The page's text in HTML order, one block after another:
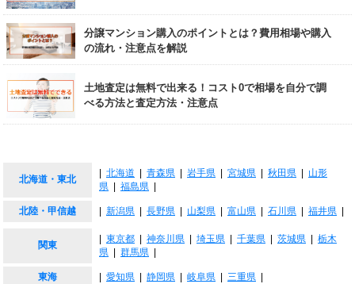
分譲マンション購入のポイントとは？費用相場や購入
の流れ・注意点を解説
土地査定は無料で出来る！コスト0で相場を自分で調
べる方法と査定方法・注意点
北海道・東北
北海道 青森県 岩手県 宮城県 秋田県
山形
県
福島県
北陸・甲信越 新潟県 長野県 山梨県 富山県 石川県 福井県
関東
東京都 神奈川県 埼玉県 千葉県 茨城県
栃木
県
群馬県
東海 愛知県 静岡県 岐阜県 三重県